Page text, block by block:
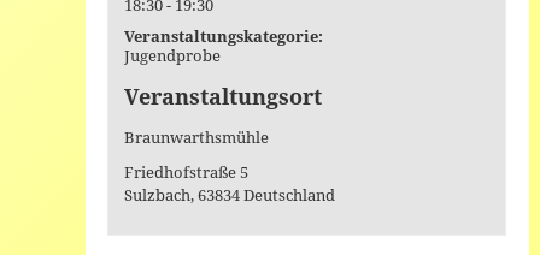
Veranstaltungskategorie:
Jugendprobe
Veranstaltungsort
Braunwarthsmühle
Friedhofstraße 5
Sulzbach,63834Deutschland